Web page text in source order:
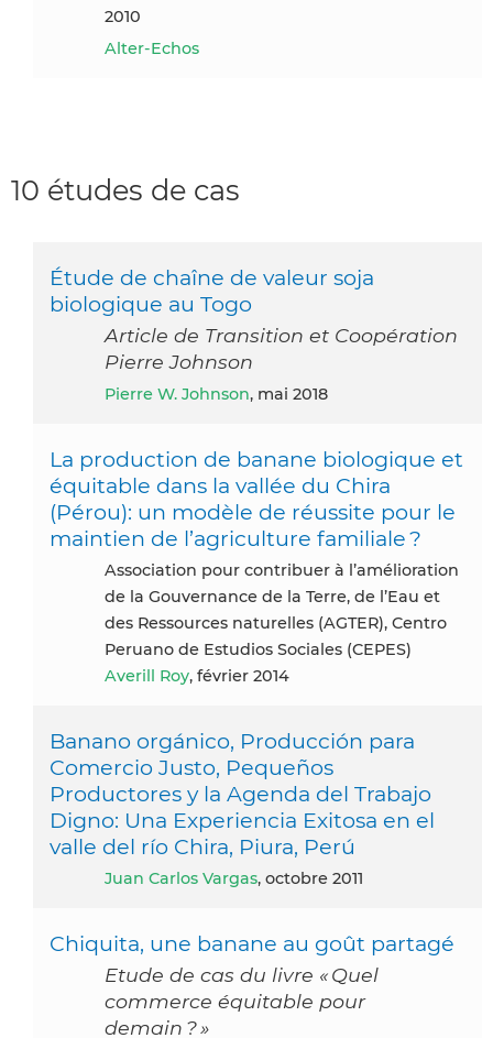
2010
Alter-Echos
10 études de cas
Étude de chaîne de valeur soja
biologique au Togo
Article de Transition et Coopération
Pierre Johnson
Pierre W. Johnson, mai 2018
La production de banane biologique et
équitable dans la vallée du Chira
(Pérou): un modèle de réussite pour le
maintien de l’agriculture familiale ?
Association pour contribuer à l’amélioration
de la Gouvernance de la Terre, de l’Eau et
des Ressources naturelles (AGTER), Centro
Peruano de Estudios Sociales (CEPES)
Averill Roy, février 2014
Banano orgánico, Producción para
Comercio Justo, Pequeños
Productores y la Agenda del Trabajo
Digno: Una Experiencia Exitosa en el
valle del río Chira, Piura, Perú
Juan Carlos Vargas, octobre 2011
Chiquita, une banane au goût partagé
Etude de cas du livre « Quel
commerce équitable pour
demain ? »